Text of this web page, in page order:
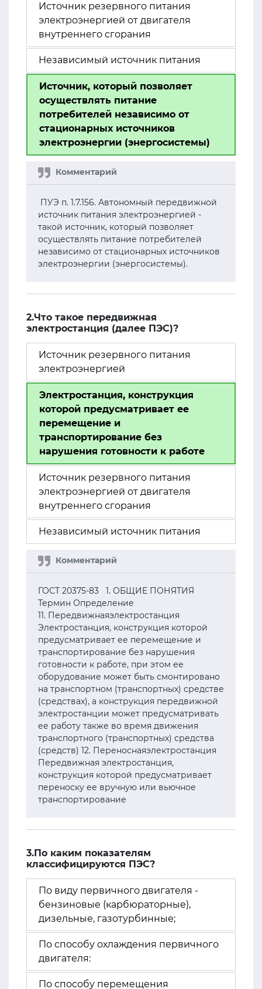
Источник резервного питания
электроэнергией от двигателя
внутреннего сгорания
Независимый источник питания
Источник, который позволяет
осуществлять питание
потребителей независимо от
стационарных источников
электроэнергии (энергосистемы)
ПУЭ п. 1.7.156. Автономный передвижной
источник питания электроэнергией -
такой источник, который позволяет
осуществлять питание потребителей
независимо от стационарных источников
электроэнергии (энергосистемы).
2.Что такое передвижная
электростанция (далее ПЭС)?
Источник резервного питания
электроэнергией
Электростанция, конструкция
которой предусматривает ее
перемещение и
транспортирование без
нарушения готовности к работе
Источник резервного питания
электроэнергией от двигателя
внутреннего сгорания
Независимый источник питания
ГОСТ 20375-83 1. ОБЩИЕ ПОНЯТИЯ
Термин Определение
11. Передвижнаяэлектростанция
Электростанция, конструкция которой
предусматривает ее перемещение и
транспортирование без нарушения
готовности к работе, при этом ее
оборудование может быть смонтировано
на транспортном (транспортных) средстве
(средствах), а конструкция передвижной
электростанции может предусматривать
ее работу также во время движения
транспортного (транспортных) средства
(средств) 12. Переноснаяэлектростанция
Передвижная электростанция,
конструкция которой предусматривает
переноску ее вручную или вьючное
транспортирование
3.По каким показателям
классифицируются ПЭС?
По виду первичного двигателя -
бензиновые (карбюраторные),
дизельные, газотурбинные;
По способу охлаждения первичного
двигателя:
По способу перемещения